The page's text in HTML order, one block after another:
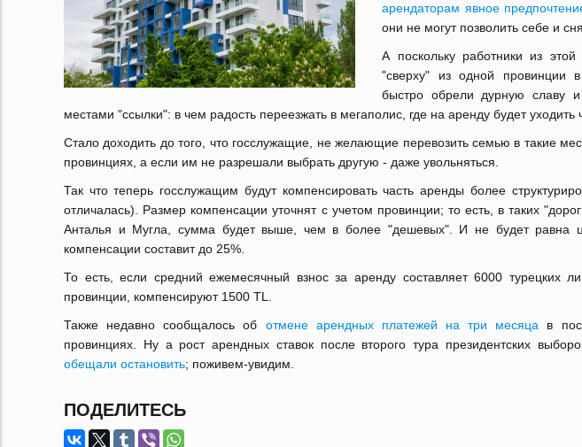
арендаторам явное
они не могут позволить себе и
А поскольку работники из этой
"сверху" из одной провинции
быстро обрели дурную славу
местами "ссылки": в чем радость переезжать в мегаполис, где на аренду будет уходить
Стало доходить до того, что госслужащие, не желающие перевозить семью в такие
провинциях, а если им не разрешали выбрать другую - даже увольняться.
Так что теперь госслужащим будут компенсировать часть аренды более
отличалась). Размер компенсации уточнят с учетом провинции; то есть, в таких
Анталья и Мугла, сумма будет выше, чем в более "дешевых". И не будет равна
компенсации составит до 25%.
То есть, если средний ежемесячный взнос за аренду составляет 6000 турецких
провинции, компенсируют 1500 TL.
Также недавно сообщалось об отмене арендных платежей на три месяца в
провинциях. Ну а рост арендных ставок после второго тура президентских
обещали остановить; поживем-увидим.
ПОДЕЛИТЕСЬ